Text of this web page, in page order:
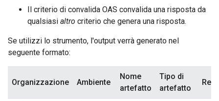
Il criterio di convalida OAS convalida una risposta da
qualsiasi altro criterio che genera una risposta.
Se utilizzi lo strumento, l'output verrà generato nel
seguente formato:
Organizzazione Ambiente
Nome
artefatto
Tipo di
artefatto